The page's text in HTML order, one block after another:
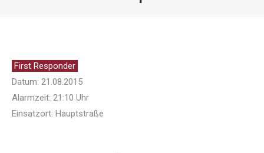
First Responder
Datum: 21.08.2015
Alarmzeit: 21:10 Uhr
Einsatzort: Hauptstraße